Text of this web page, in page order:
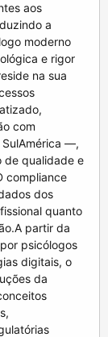
aos
a
moderno
e rigor
na sua
com
SulAmérica —,
de qualidade e
compliance
dos
quanto
partir da
psicólogos
digitais, o
da